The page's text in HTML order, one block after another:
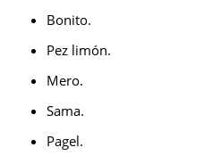
Bonito.
Pez limón.
Mero.
Sama.
Pagel.